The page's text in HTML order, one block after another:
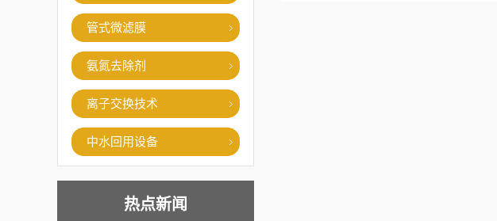
管式微滤膜
氨氮去除剂
离子交换技术
中水回用设备
热点新闻